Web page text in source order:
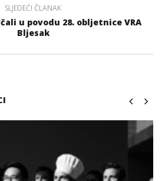
SLJEDEĆI ČLANAK
u povodu 28. obljetnice VRA
Bljesak